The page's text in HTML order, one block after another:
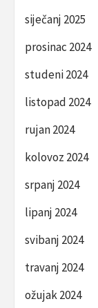
siječanj 2025
prosinac 2024
studeni 2024
listopad 2024
rujan 2024
kolovoz 2024
srpanj 2024
lipanj 2024
svibanj 2024
travanj 2024
ožujak 2024